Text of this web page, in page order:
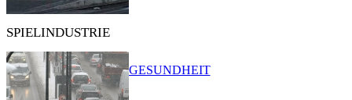
SPIELINDUSTRIE
GESUNDHEIT